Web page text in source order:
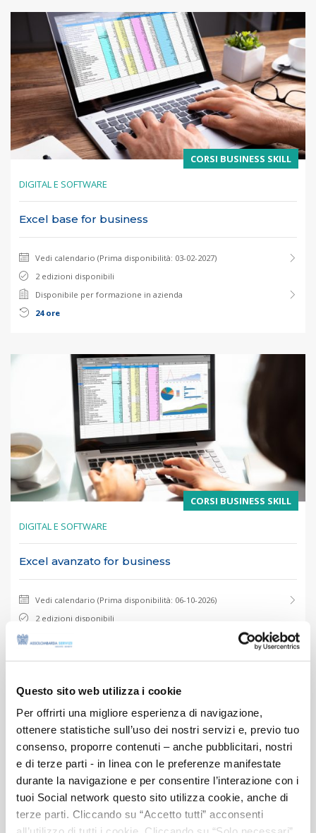
Questo sito web utilizza i cookie
Per offrirti una migliore esperienza di navigazione,
ottenere statistiche sull’uso dei nostri servizi e, previo tuo
consenso, proporre contenuti – anche pubblicitari, nostri
e di terze parti - in linea con le preferenze manifestate
durante la navigazione e per consentire l’interazione con i
tuoi Social network questo sito utilizza cookie, anche di
terze parti. Cliccando su “Accetto tutti” acconsenti
CORSI BUSINESS SKILL
DIGITAL E SOFTWARE
Excel base for business
Vedi calendario (Prima disponibilità: 03-02-2027)
2 edizioni disponibili
Disponibile per formazione in azienda
24 ore
CORSI BUSINESS SKILL
DIGITAL E SOFTWARE
Excel avanzato for business
Vedi calendario (Prima disponibilità: 06-10-2026)
2 edizioni disponibili